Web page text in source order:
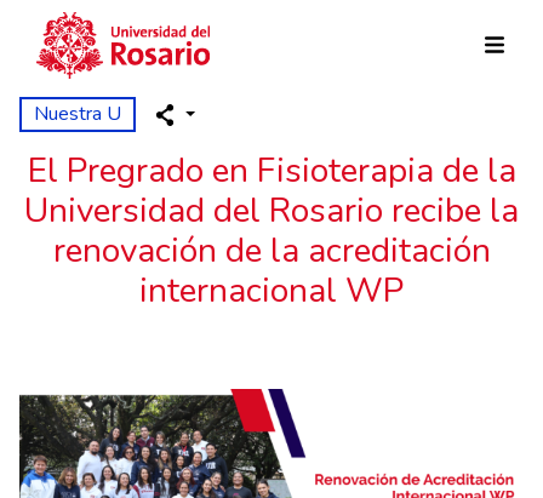
Pasar al contenido principal
Nuestra U
El Pregrado en Fisioterapia de la
Universidad del Rosario recibe la
renovación de la acreditación
internacional WP